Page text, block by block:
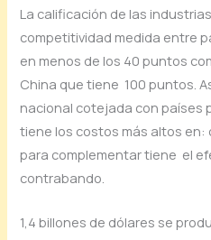
La calificación de las
competitividad medida entre
en menos de los 40 puntos
China que tiene 100 puntos.
nacional cotejada con países
tiene los costos más altos en:
para complementar tiene el
contrabando.
1,4 billones de dólares se